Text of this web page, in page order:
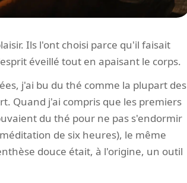
Ils l'ont choisi parce qu'il faisait
éveillé tout en apaisant le corps.
j'ai bu du thé comme la plupart des
Quand j'ai compris que les premiers
du thé pour ne pas s'endormir
de six heures), le même
douce était, à l'origine, un outil